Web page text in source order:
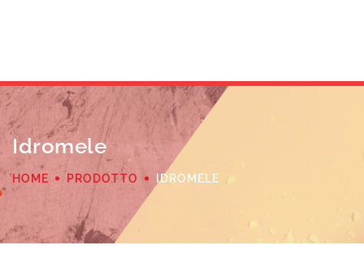
Idromele
HOME PRODOTTO IDROMELE